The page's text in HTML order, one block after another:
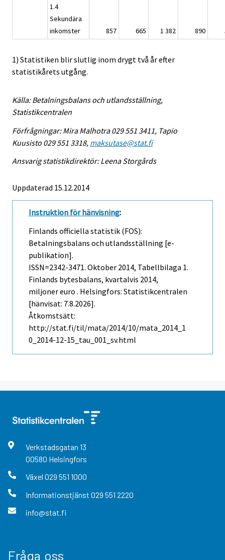
1.4
Sekundära
inkomster
857 665 1 382 890
1) Statistiken blir slutlig inom drygt två år efter
statistikårets utgång.
Källa: Betalningsbalans och utlandsställning,
Statistikcentralen
Förfrågningar: Mira Malhotra 029 551 3411, Tapio
Kuusisto 029 551 3318, maksutase@stat.fi
Ansvarig statistikdirektör: Leena Storgårds
Uppdaterad 15.12.2014
Instruktion för hänvisning:
Finlands officiella statistik (FOS):
Betalningsbalans och utlandsställning [e-
publikation].
ISSN=2342-3471. Oktober 2014, Tabellbilaga 1.
Finlands bytesbalans, kvartalvis 2014,
miljoner euro . Helsingfors: Statistikcentralen
[hänvisat: 7.8.2026].
Åtkomstsätt:
http://stat.fi/til/mata/2014/10/mata_2014_1
0_2014-12-15_tau_001_sv.html
Verkstadsgatan 13
00580 Helsingfors
Växel 029 551 1000
Informationstjänst 029 551 2220
info@stat.fi
Fråga oss